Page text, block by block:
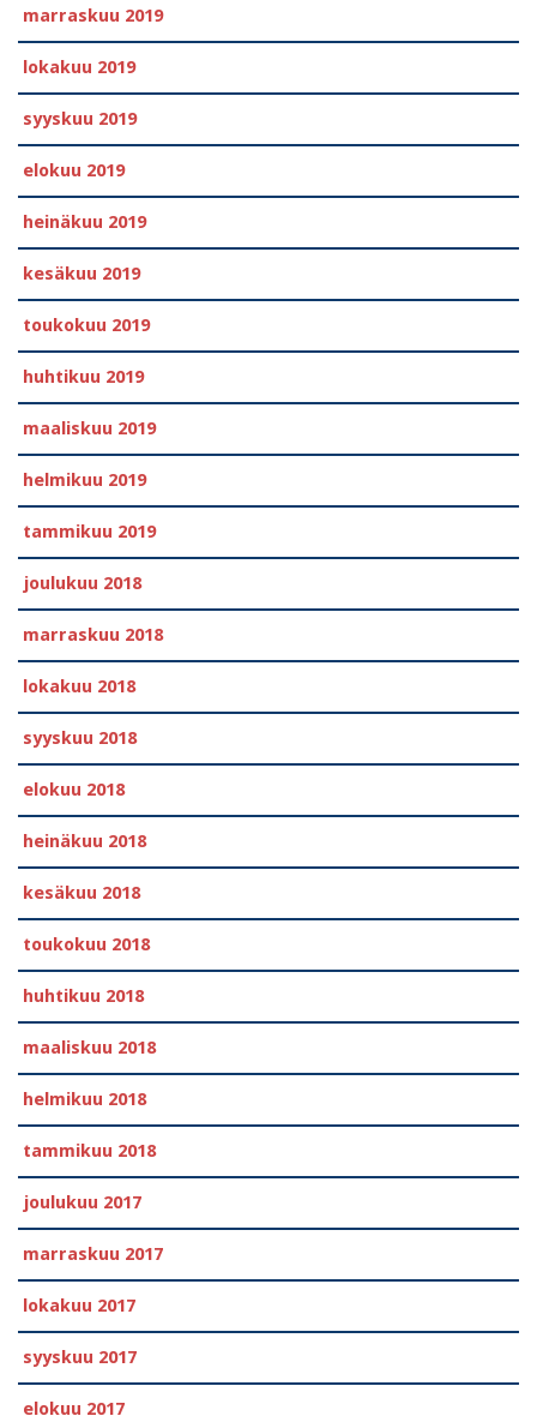
marraskuu 2019
lokakuu 2019
syyskuu 2019
elokuu 2019
heinäkuu 2019
kesäkuu 2019
toukokuu 2019
huhtikuu 2019
maaliskuu 2019
helmikuu 2019
tammikuu 2019
joulukuu 2018
marraskuu 2018
lokakuu 2018
syyskuu 2018
elokuu 2018
heinäkuu 2018
kesäkuu 2018
toukokuu 2018
huhtikuu 2018
maaliskuu 2018
helmikuu 2018
tammikuu 2018
joulukuu 2017
marraskuu 2017
lokakuu 2017
syyskuu 2017
elokuu 2017